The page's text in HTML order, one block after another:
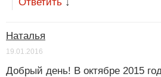
Наталья
19.01.2016
Добрый день! В октябре 2015